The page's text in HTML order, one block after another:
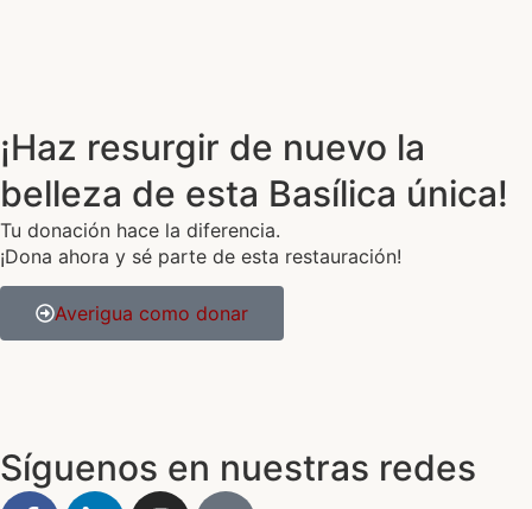
¡Haz resurgir de nuevo la
belleza de esta Basílica única!
Tu donación hace la diferencia.
¡Dona ahora y sé parte de esta restauración!
Averigua como donar
Síguenos en nuestras redes